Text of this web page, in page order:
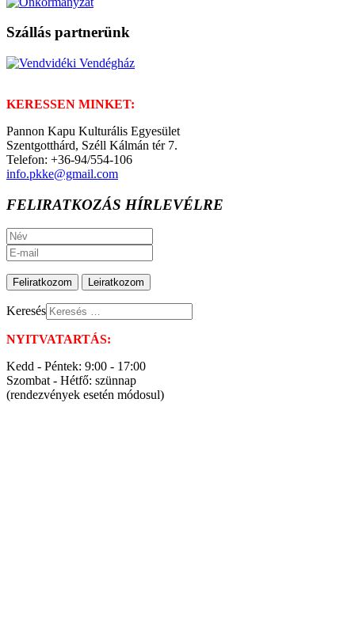
Szállás partnerünk
KERESSEN MINKET:
Pannon Kapu Kulturális Egyesület
Szentgotthárd, Széll Kálmán tér 7.
Telefon: +36-94/554-106
info.pkke@gmail.com
FELIRATKOZÁS HÍRLEVÉLRE
Keresés
NYITVATARTÁS:
Kedd - Péntek: 9:00 - 17:00
Szombat - Hétfő: szünnap
(rendezvények esetén módosul)